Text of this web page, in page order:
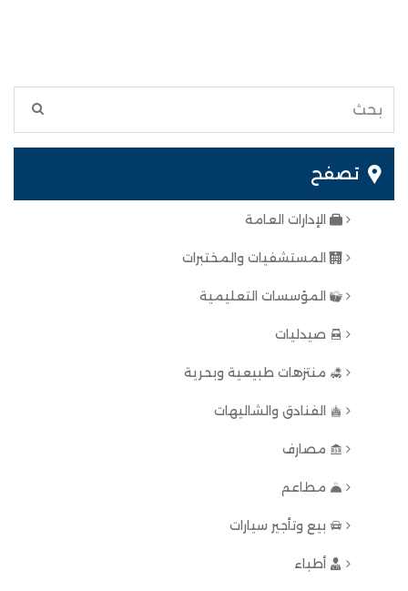
تصفح
الإدارات العامة
المستشفيات والمختبرات
المؤسسات التعليمية
صيدليات
منتزهات طبيعية وبحرية
الفنادق والشاليهات
مصارف
مطاعم
بيع وتأجير سيارات
أطباء